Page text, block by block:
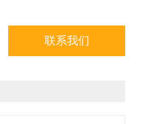
联系我们